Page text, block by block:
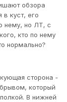
обзора
в куст, его
нему, но ЛТ, с
кто по нему
нормально?
сторона -
который
В нижней